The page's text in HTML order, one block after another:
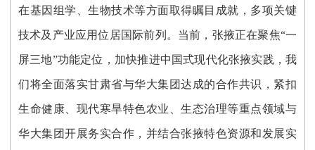
在基因组学、生物技术等方面取得瞩目成就，多项关键
技术及产业应用位居国际前列。当前，张掖正在聚焦“一
屏三地”功能定位，加快推进中国式现代化张掖实践，我
们将全面落实甘肃省与华大集团达成的合作共识，紧扣
生命健康、现代寒旱特色农业、生态治理等重点领域与
华大集团开展务实合作，并结合张掖特色资源和发展实